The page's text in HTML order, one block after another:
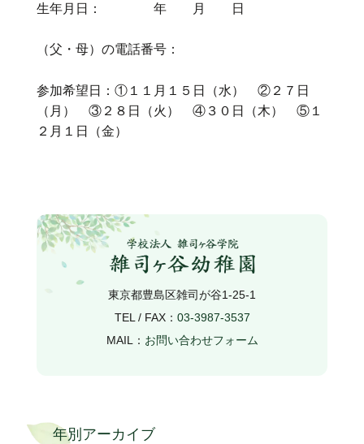
年別アーカイブ
生年月日： 年 月 日
（父・母）の電話番号：
参加希望日：①１１月１５日（水） ②２７日
（月） ③２８日（火） ④３０日（木） ⑤１
２月１日（金）
東京都豊島区雑司が谷1-25-1
TEL / FAX： 03-3987-3537
MAIL： お問い合わせフォーム